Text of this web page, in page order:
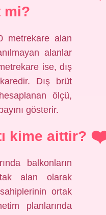
mi?
metrekare alan
alanlar
ise, dış
Dış brüt
ölçü,
gösterir.
kime aittir?
balkonların
alan olarak
ortak
planlarında